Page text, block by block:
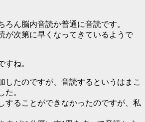
ろん脳内音読か普通に音読です。
が次第に早くなってきているようで
すね。
したのですが、音読するというはまこ
た。
することができなかったのですが、私